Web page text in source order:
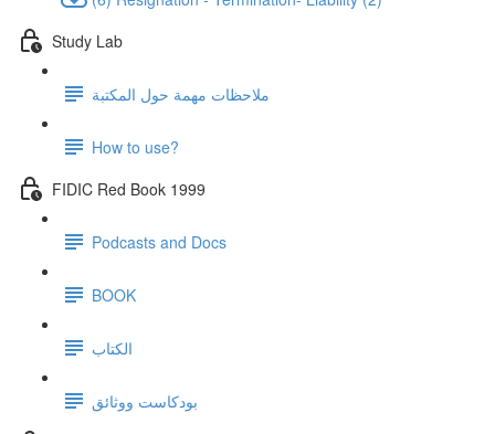
Study Lab
ملاحظات مهمة حول المكتبة
How to use?
FIDIC Red Book 1999
Podcasts and Docs
BOOK
الكتاب
بودكاست ووثائق